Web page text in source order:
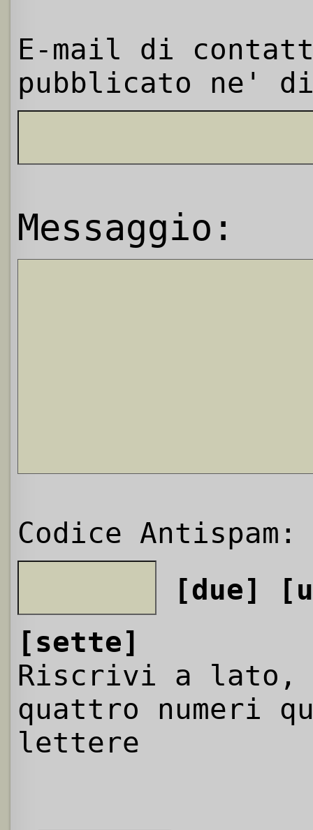
E-mail di
pubblicato ne'
Messaggio:
Codice Antispam:
[due]
[sette]
Riscrivi a
quattro numeri
lettere